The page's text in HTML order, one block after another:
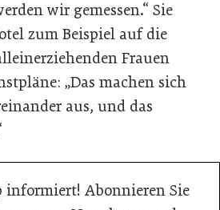
wir gemessen.“ Sie
zum Beispiel auf die
Frauen
„Das machen sich
aus, und das
informiert! Abonnieren Sie